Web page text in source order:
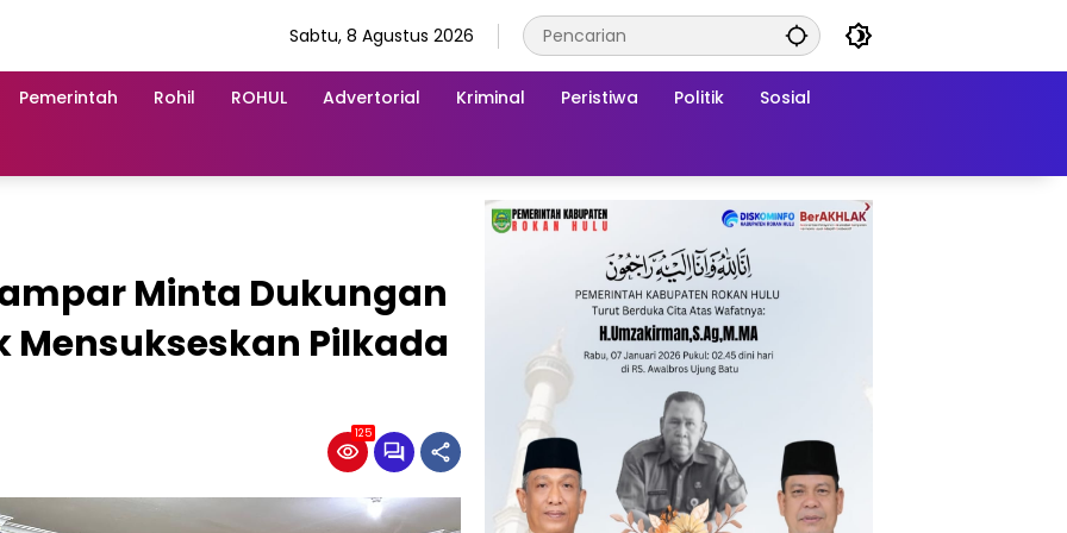
Sabtu, 8 Agustus 2026
Pemerintah Rohil ROHUL Advertorial Kriminal Peristiwa Politik Sosial
Minta Dukungan
Pilkada
125